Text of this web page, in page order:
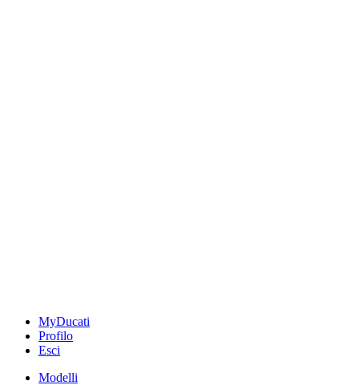
MyDucati
Profilo
Esci
Modelli